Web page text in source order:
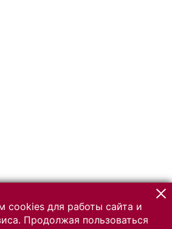
cookies для работы сайта и
Продолжая пользоваться